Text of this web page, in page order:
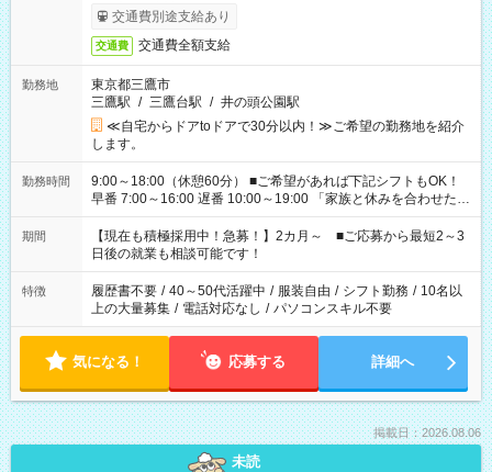
交通費別途支給あり
交通費 交通費全額支給
勤務地
東京都三鷹市
三鷹駅 / 三鷹台駅 / 井の頭公園駅
≪自宅からドアtoドアで30分以内！≫ご希望の勤務地を紹介
します。
勤務時間
9:00～18:00（休憩60分） ■ご希望があれば下記シフトもOK！
早番 7:00～16:00 遅番 10:00～19:00 「家族と休みを合わせた
い」 「余裕を持って夕飯の準備がしたい」 「できれば残業はし
たくない」 など、ご希望を教えてくださいね。 ※Wワーク希望
の方へ 今ご覧のお仕事で希望する勤務時間と、もう1つのお仕事
の勤務時間。 合計で週40時間を超える場合は応募できません。
期間
【現在も積極採用中！急募！】2カ月～ ■ご応募から最短2～3
日後の就業も相談可能です！
特徴 履歴書不要 / 40～50代活躍中 / 服装自由 / シフト勤務 / 10名以
上の大量募集 / 電話対応なし / パソコンスキル不要
気になる！ 応募する 詳細へ
掲載日：2026.08.06
未読